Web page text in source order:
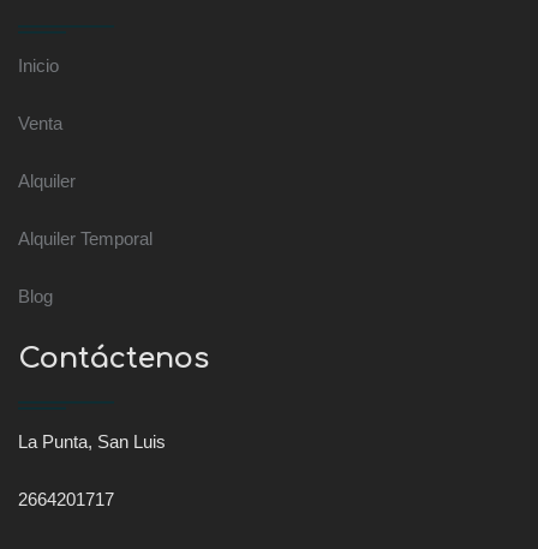
Inicio
Venta
Alquiler
Alquiler Temporal
Blog
Contáctenos
La Punta, San Luis
2664201717